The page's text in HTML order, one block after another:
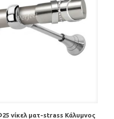
νίκελ ματ-strass Κάλυμνος